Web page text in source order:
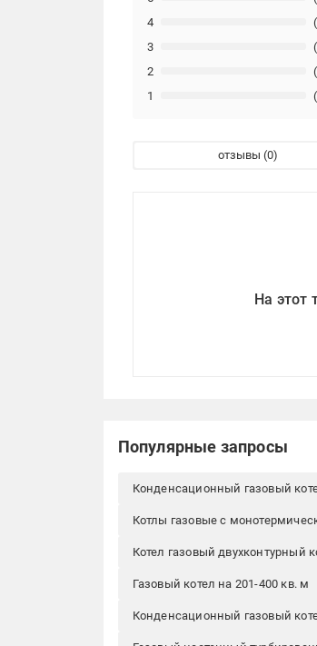
1
2
3
4
отзывы
На этот
Популярные запросы
Конденсационный газовый
Котлы газовые с
Котел газовый двухконтурный
Газовый котел на 201-400 кв. м
Конденсационный газовый